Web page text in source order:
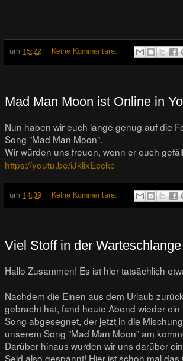
um 15:22 Keine Kommentare:
Mad Man Moon ist Online in
Nun haben wir euch lange genug auf die
Song "Mad Man Moon".
Wir würden uns freuen, wenn er euch
https://youtu.be/iJklixEcckc
um 14:39 Keine Kommentare:
Viel Stoff in der Warteschlange
Hallo Zusammen! Es ist hier tatsächlich
Nachdem die Einen aus dem Urlaub
gebracht hat, fand heute Abend wieder
Song abgesegnet, der jetzt in die
unserem Song "Mad Man Moon" am
Darüber hinaus wurden wir uns darüber
Seid also gespannt! Hier ist schon mal